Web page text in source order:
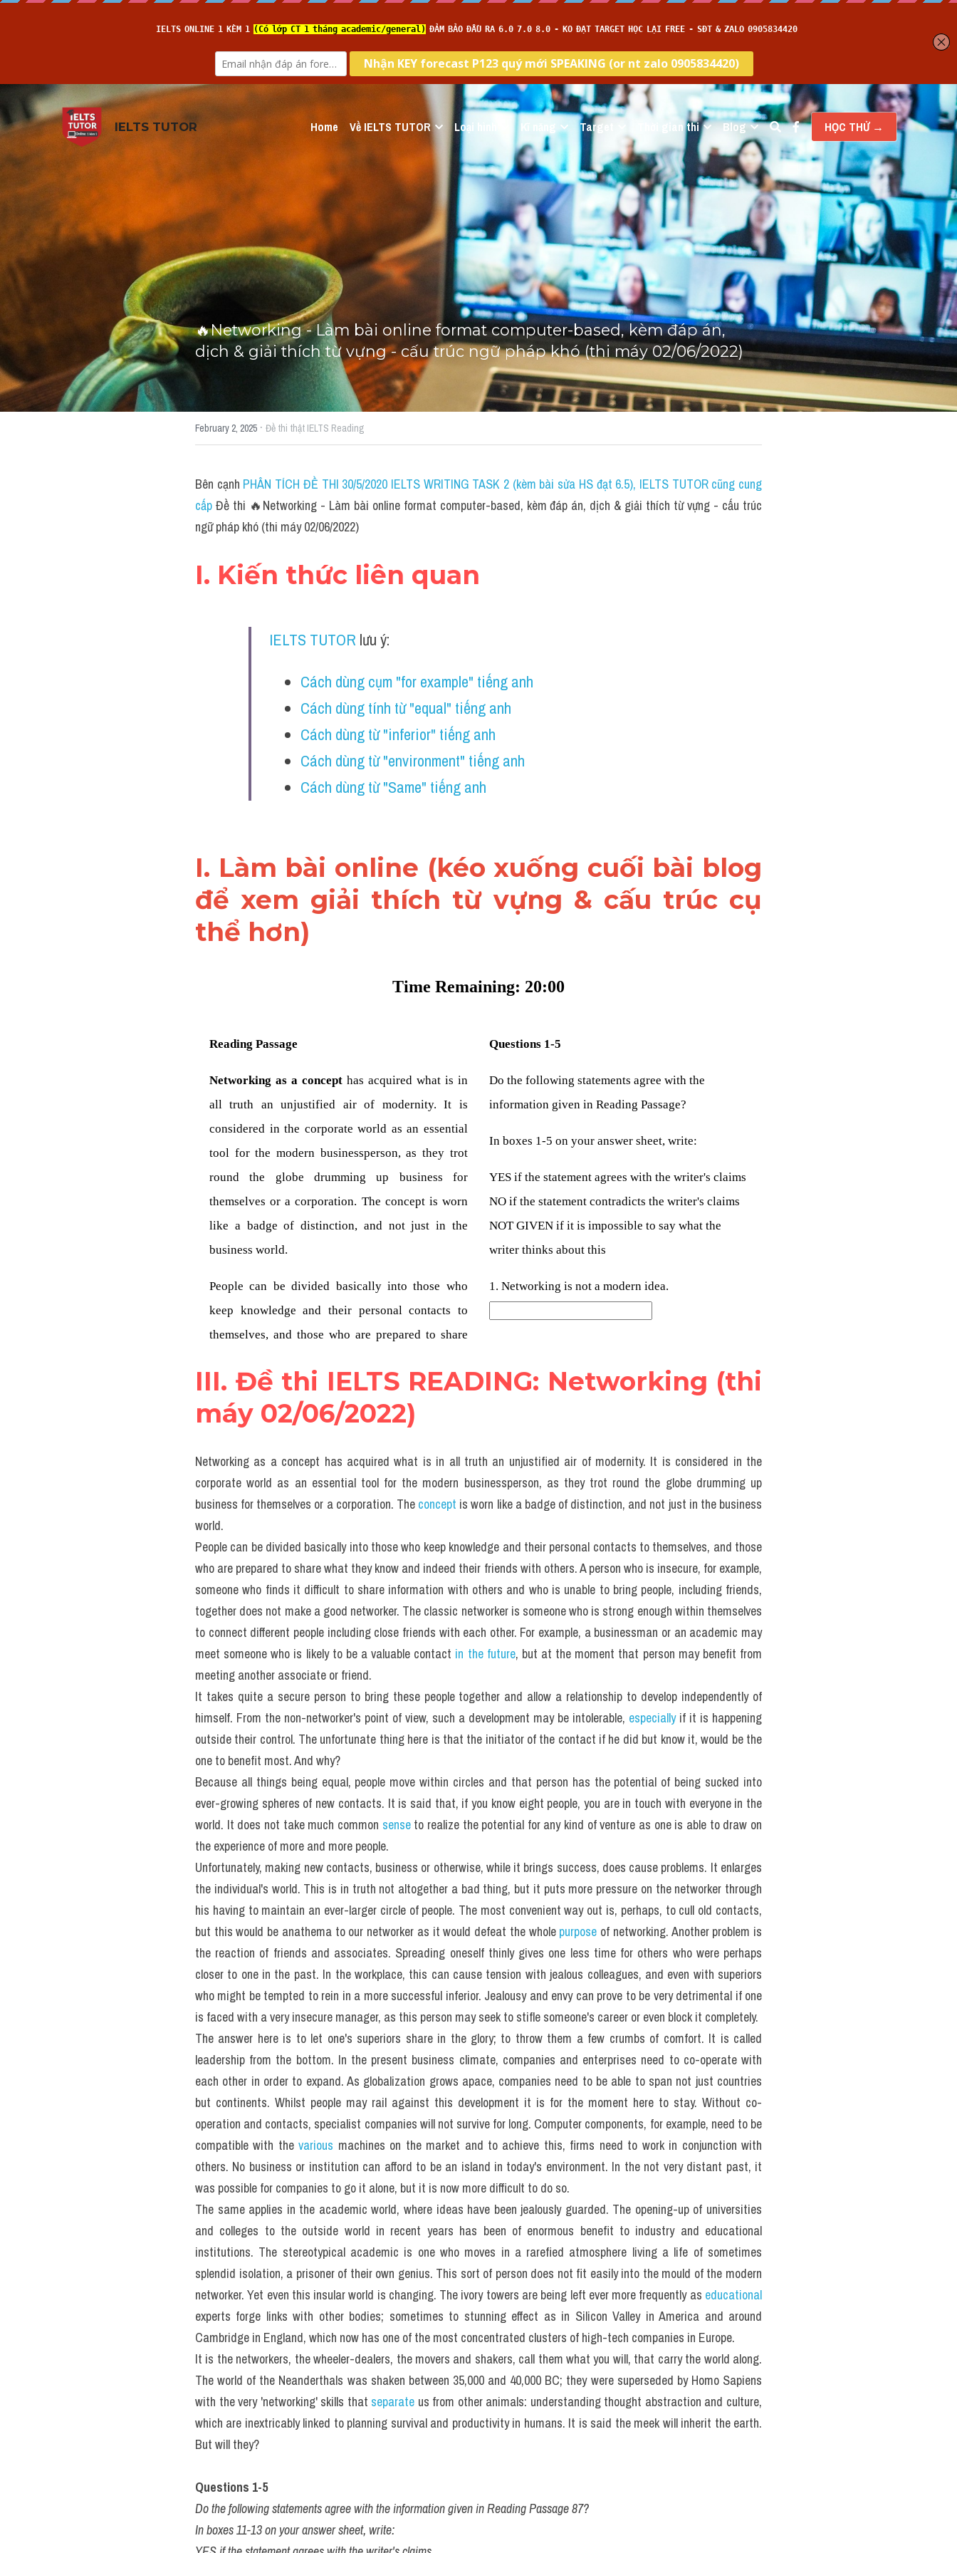
IELTS TUTOR Home Về IELTS TUTOR Loại hình Kĩ năng Target Thời gian thi Blog HỌC THỬ →
🔥Networking - Làm bài online format computer-based, kèm đáp án,
dịch & giải thích từ vựng - cấu trúc ngữ pháp khó (thi máy 02/06/2022)
February 2, 2025 · Đề thi thật IELTS Reading
Bên cạnh PHÂN TÍCH ĐỀ THI 30/5/2020 IELTS WRITING TASK 2 (kèm bài sửa HS đạt 6.5), IELTS TUTOR cũng cung
cấp Đề thi 🔥Networking - Làm bài online format computer-based, kèm đáp án, dịch & giải thích từ vựng - cấu trúc
ngữ pháp khó (thi máy 02/06/2022)
I. Kiến thức liên quan
IELTS TUTOR lưu ý:
Cách dùng cụm "for example" tiếng anh
Cách dùng tính từ "equal" tiếng anh
Cách dùng từ "inferior" tiếng anh
Cách dùng từ "environment" tiếng anh
Cách dùng từ "Same" tiếng anh
I. Làm bài online (kéo xuống cuối bài blog
để xem giải thích từ vựng & cấu trúc cụ
thể hơn)
III. Đề thi IELTS READING: Networking (thi
máy 02/06/2022)
Networking as a concept has acquired what is in all truth an unjustified air of modernity. It is considered in the